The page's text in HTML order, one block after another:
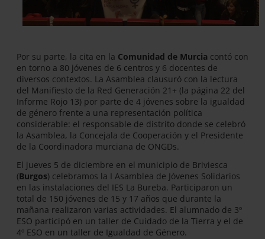
Por su parte, la cita en la Comunidad de Murcia contó con
en torno a 80 jóvenes de 6 centros y 6 docentes de
diversos contextos. La Asamblea clausuró con la lectura
del Manifiesto de la Red Generación 21+ (la página 22 del
Informe Rojo 13) por parte de 4 jóvenes sobre la igualdad
de género frente a una representación política
considerable: el responsable de distrito donde se celebró
la Asamblea, la Concejala de Cooperación y el Presidente
de la Coordinadora murciana de ONGDs.
El jueves 5 de diciembre en el municipio de Briviesca
(Burgos) celebramos la I Asamblea de Jóvenes Solidarios
en las instalaciones del IES La Bureba. Participaron un
total de 150 jóvenes de 15 y 17 años que durante la
mañana realizaron varias actividades. El alumnado de 3º
ESO participó en un taller de Cuidado de la Tierra y el de
4º ESO en un taller de Igualdad de Género.